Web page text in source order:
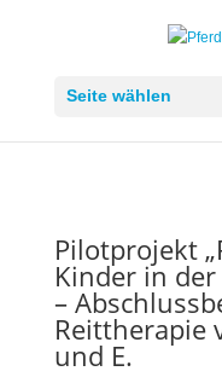
Seite wählen
Pilotprojekt
Kinder in
–
Reittherapie
und E.